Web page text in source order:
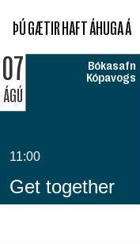
ÞÚ GÆTIR HAFT ÁHUGA Á
07
ÁGÚ
Bókasafn
Kópavogs
11:00
Get together